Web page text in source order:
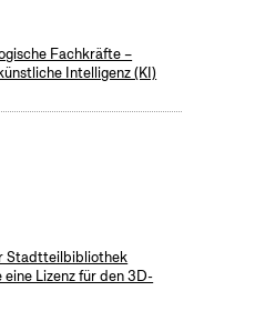
Fachkräfte –
Intelligenz (KI)
Stadtteilbibliothek
Lizenz für den 3D-